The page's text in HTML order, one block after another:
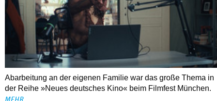
Filmfest München – Neues deutsches Kino